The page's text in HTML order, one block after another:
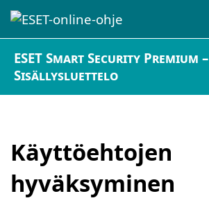
ESET Smart Security Premium –
Sisällysluettelo
Käyttöehtojen
hyväksyminen